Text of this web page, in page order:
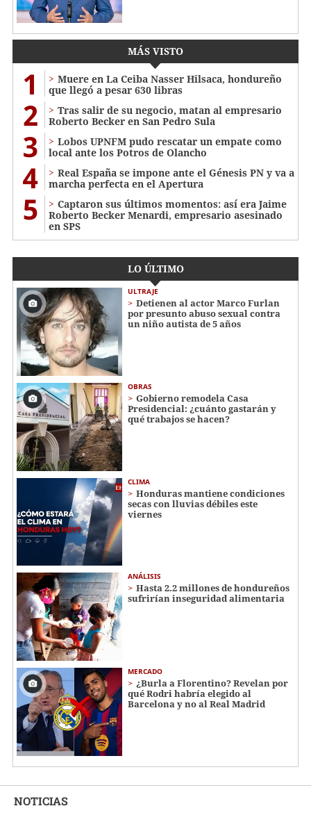
MÁS VISTO
1
Muere en La Ceiba Nasser Hilsaca, hondureño
que llegó a pesar 630 libras
2
Tras salir de su negocio, matan al empresario
Roberto Becker en San Pedro Sula
3
Lobos UPNFM pudo rescatar un empate como
local ante los Potros de Olancho
4
Real España se impone ante el Génesis PN y va a
marcha perfecta en el Apertura
5
Captaron sus últimos momentos: así era Jaime
Roberto Becker Menardi​​​, empresario asesinado
en SPS
LO ÚLTIMO
ULTRAJE
Detienen al actor Marco Furlan
por presunto abuso sexual contra
un niño autista de 5 años
OBRAS
Gobierno remodela Casa
Presidencial: ¿cuánto gastarán y
qué trabajos se hacen?
CLIMA
Honduras mantiene condiciones
secas con lluvias débiles este
viernes
ANÁLISIS
Hasta 2.2 millones de hondureños
sufrirían inseguridad alimentaria
MERCADO
¿Burla a Florentino? Revelan por
qué Rodri habría elegido al
Barcelona y no al Real Madrid
NOTICIAS